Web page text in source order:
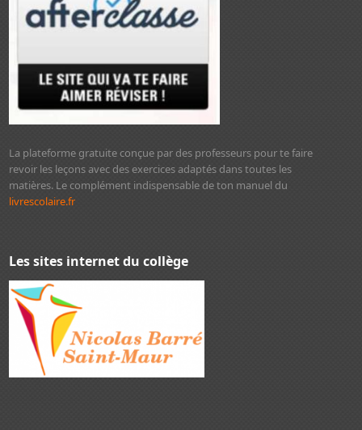
La plateforme gratuite conçue par des professeurs pour te faire
revoir les leçons avec des exercices adaptés dans toutes les
matières. Le complément indispensable de ton manuel du
livrescolaire.fr
Les sites internet du collège